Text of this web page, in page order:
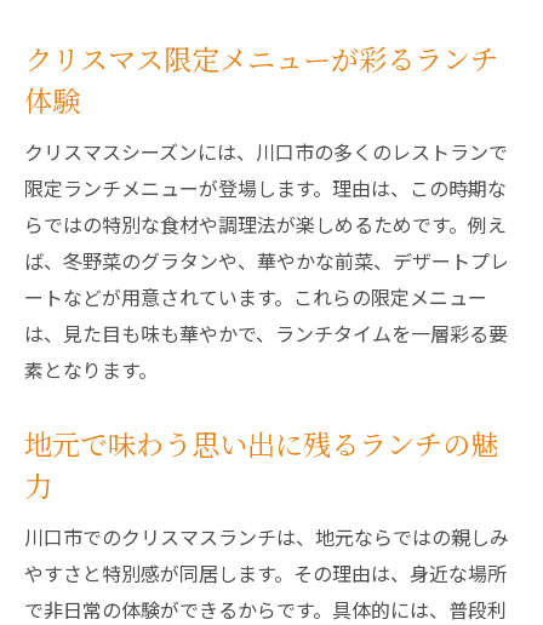
雰囲気重視のランチスポットで過ごす時間
心を癒すランチタイムの楽しみ方
特別感ある空間で味わうクリスマスランチ
川口市で選びたい雰囲気の良いランチ店
今年のクリスマスは川口市ランチで思い出作り
特別なランチでクリスマスの思い出を演出
川口市ランチで叶える心に残る体験
家族や恋人との記念日に最適なランチ
今年ならではのクリスマスランチの楽しみ
新しいランチスポットで思い出を作ろう
な日
クリスマス限定メニューが彩るランチ
体験
クリスマスシーズンには、川口市の多くのレストランで
限定ランチメニューが登場します。理由は、この時期な
らではの特別な食材や調理法が楽しめるためです。例え
ば、冬野菜のグラタンや、華やかな前菜、デザートプレ
ートなどが用意されています。これらの限定メニュー
は、見た目も味も華やかで、ランチタイムを一層彩る要
素となります。
地元で味わう思い出に残るランチの魅
力
川口市でのクリスマスランチは、地元ならではの親しみ
やすさと特別感が同居します。その理由は、身近な場所
で非日常の体験ができるからです。具体的には、普段利